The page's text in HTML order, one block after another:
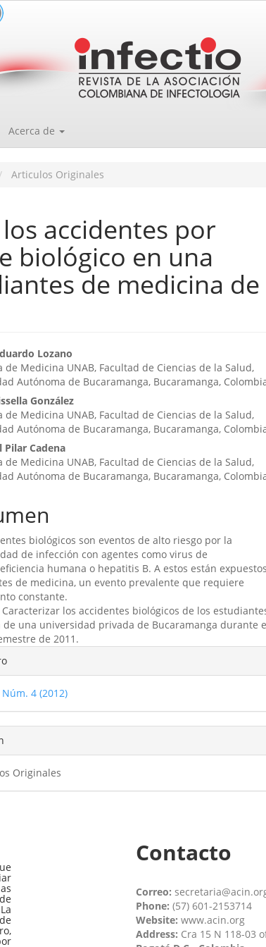
Acerca de
Articulos Originales
accidentes por
biológico en una
de medicina de
Lozano
de Medicina UNAB, Facultad de Ciencias de la Salud,
Autónoma de Bucaramanga, Bucaramanga,
González
de Medicina UNAB, Facultad de Ciencias de la Salud,
Autónoma de Bucaramanga, Bucaramanga,
Pilar Cadena
de Medicina UNAB, Facultad de Ciencias de la Salud,
Autónoma de Bucaramanga, Bucaramanga,
biológicos son eventos de alto riesgo por la
de infección con agentes como virus de
humana o hepatitis B. A estos están
de medicina, un evento prevalente que requiere
constante.
los accidentes biológicos de los
de una universidad privada de Bucaramanga durante
de 2011.
Núm. 4 (2012)
Originales
Contacto
Correo:
Phone: (57) 601-2153714
Website: www.acin.org
Address: Cra 15 N 118-03